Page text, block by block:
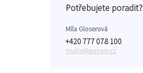
Potřebujete poradit?
Míla Gloserová
+420 777 078 100
mulim@seznam.cz